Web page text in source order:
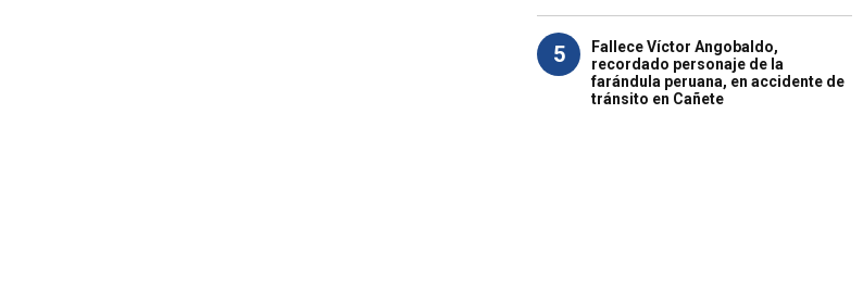
5
Fallece Víctor Angobaldo,
recordado personaje de la
farándula peruana, en accidente de
tránsito en Cañete